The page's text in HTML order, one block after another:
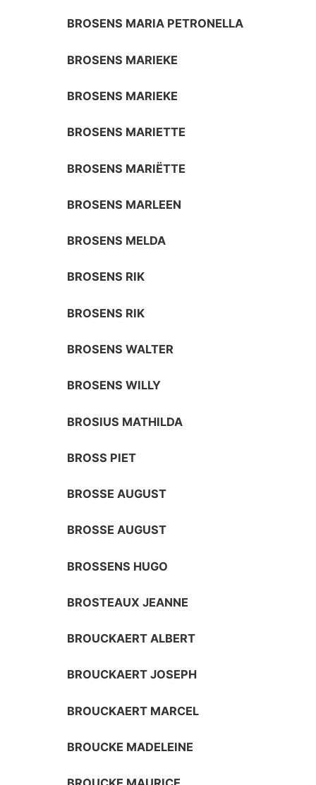
BROSENS MARIA PETRONELLA
BROSENS MARIEKE
BROSENS MARIEKE
BROSENS MARIETTE
BROSENS MARIËTTE
BROSENS MARLEEN
BROSENS MELDA
BROSENS RIK
BROSENS RIK
BROSENS WALTER
BROSENS WILLY
BROSIUS MATHILDA
BROSS PIET
BROSSE AUGUST
BROSSE AUGUST
BROSSENS HUGO
BROSTEAUX JEANNE
BROUCKAERT ALBERT
BROUCKAERT JOSEPH
BROUCKAERT MARCEL
BROUCKE MADELEINE